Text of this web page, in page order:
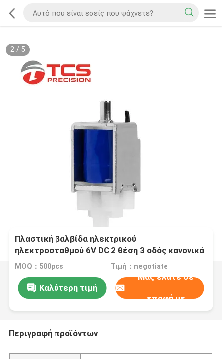
2/ 5
Πλαστική βαλβίδα ηλεκτρικού
ηλεκτροσταθμού 6V DC 2 θέση 3 οδός κανονικά
κλειστή
MOQ：500pcs Τιμή：negotiate
Καλύτερη τιμή
Μας ελάτε σε
επαφή με
Περιγραφή προϊόντων